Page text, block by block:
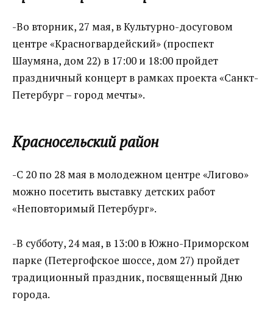
-Во вторник, 27 мая, в Культурно-досуговом
центре «Красногвардейский» (проспект
Шаумяна, дом 22) в 17:00 и 18:00 пройдет
праздничный концерт в рамках проекта «Санкт-
Петербург – город мечты».
Красносельский район
-С 20 по 28 мая в молодежном центре «Лигово»
можно посетить выставку детских работ
«Неповторимый Петербург».
-В субботу, 24 мая, в 13:00 в Южно-Приморском
парке (Петергофское шоссе, дом 27) пройдет
традиционный праздник, посвященный Дню
города.